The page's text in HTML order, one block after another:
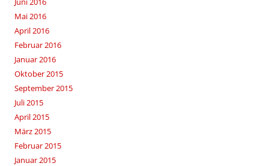
Mai 2016
April 2016
Februar 2016
Januar 2016
Oktober 2015
September 2015
Juli 2015
April 2015
März 2015
Februar 2015
Januar 2015